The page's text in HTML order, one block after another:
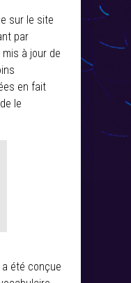
sur le site
par
à jour de
en fait
le
été conçue